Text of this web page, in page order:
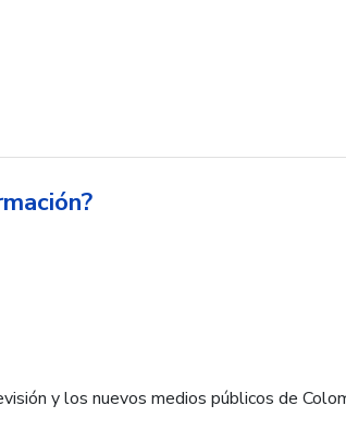
y los nuevos medios públicos de